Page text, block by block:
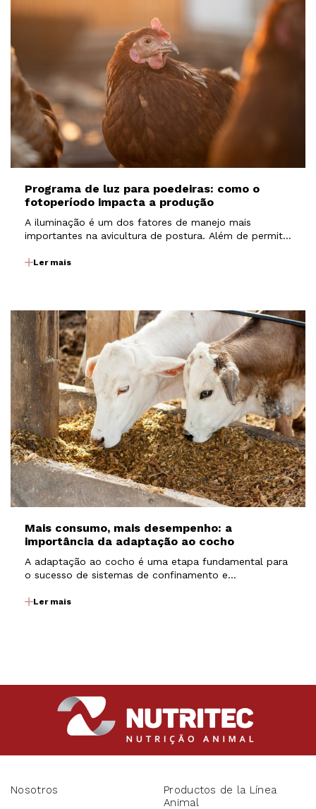
Programa de luz para poedeiras: como o
fotoperíodo impacta a produção
A iluminação é um dos fatores de manejo mais
importantes na avicultura de postura. Além de permitir
consumo de água, a luz atua diretamente sobre
Ler mais
Mais consumo, mais desempenho: a
importância da adaptação ao cocho
A adaptação ao cocho é uma etapa fundamental para
o sucesso de sistemas de confinamento e
passam por uma transição nutricional, saindo de dietas
Ler mais
Nosotros
Productos de la Línea
Animal